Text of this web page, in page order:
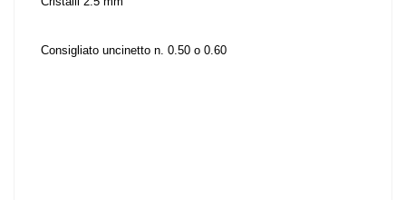
Consigliato uncinetto n. 0.50 o 0.60